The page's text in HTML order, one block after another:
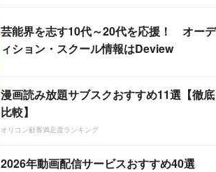
芸能界を志す10代～20代を応援！ オーデ
ィション・スクール情報はDeview
漫画読み放題サブスクおすすめ11選【徹底
比較】
オリコン顧客満足度ランキング
2026年動画配信サービスおすすめ40選